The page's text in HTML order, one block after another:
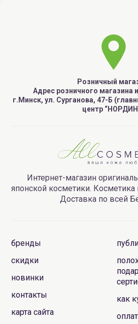
Розничный
Адрес розничного магазина
г.Минск, ул. Сурганова, 47-Б
центр
Интернет-магазин
японской косметики.
Доставка по всей
бренды
скидки
новинки
контакты
карта сайта
как